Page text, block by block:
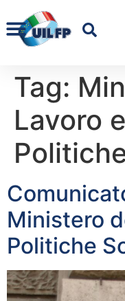
Tag:
Lavoro
Ministero
Politiche